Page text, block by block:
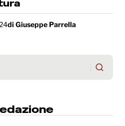
di Giuseppe Parrella